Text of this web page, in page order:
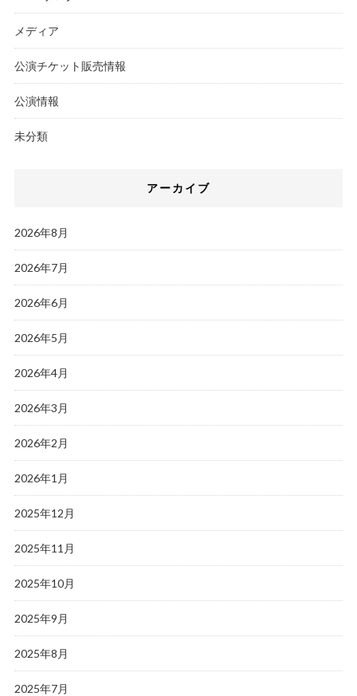
メディア
公演チケット販売情報
公演情報
未分類
アーカイブ
2026年8月
2026年7月
2026年6月
2026年5月
2026年4月
2026年3月
2026年2月
2026年1月
2025年12月
2025年11月
2025年10月
2025年9月
2025年8月
2025年7月